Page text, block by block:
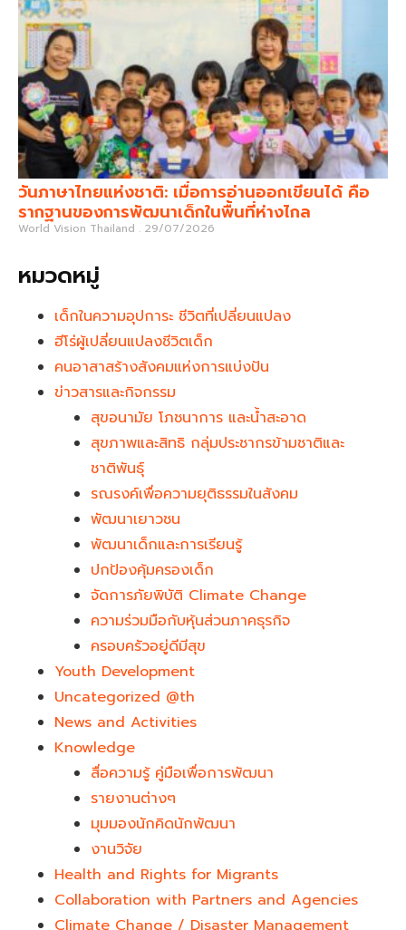
วันภาษาไทยแห่งชาติ: เมื่อการอ่านออกเขียนได้ คือ
รากฐานของการพัฒนาเด็กในพื้นที่ห่างไกล
World Vision Thailand 29/07/2026
หมวดหมู่
เด็กในความอุปการะ ชีวิตที่เปลี่ยนแปลง
ฮีโร่ผู้เปลี่ยนแปลงชีวิตเด็ก
คนอาสาสร้างสังคมแห่งการแบ่งปัน
ข่าวสารและกิจกรรม
สุขอนามัย โภชนาการ และน้ำสะอาด
สุขภาพและสิทธิ กลุ่มประชากรข้ามชาติและ
ชาติพันธุ์
รณรงค์เพื่อความยุติธรรมในสังคม
พัฒนาเยาวชน
พัฒนาเด็กและการเรียนรู้
ปกป้องคุ้มครองเด็ก
จัดการภัยพิบัติ Climate Change
ความร่วมมือกับหุ้นส่วนภาคธุรกิจ
ครอบครัวอยู่ดีมีสุข
Youth Development​
Uncategorized @th
News and Activities
Knowledge
สื่อความรู้ คู่มือเพื่อการพัฒนา
รายงานต่างๆ
มุมมองนักคิดนักพัฒนา
งานวิจัย
Health and Rights for Migrants
Collaboration with Partners and Agencies
Climate Change / Disaster Management